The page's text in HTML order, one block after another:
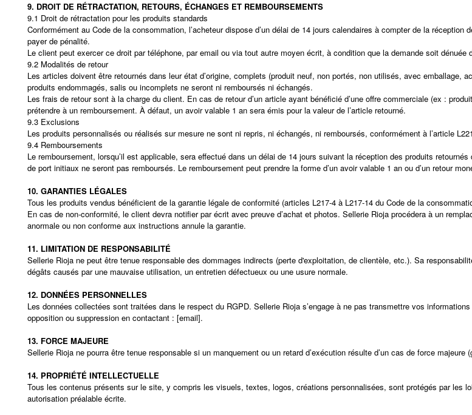
9. DROIT DE RÉTRACTATION, RETOURS, ÉCHANGES ET REMBOURSEMENTS
9.1 Droit de rétractation pour les produits standards
Conformément au Code de la consommation, l’acheteur dispose d’un délai de 14 jours calendaires à compter de la
payer de pénalité.
Le client peut exercer ce droit par téléphone, par email ou via tout autre moyen écrit, à condition que la demande soit
9.2 Modalités de retour
Les articles doivent être retournés dans leur état d’origine, complets (produit neuf, non portés, non utilisés, avec emballage,
produits endommagés, salis ou incomplets ne seront ni remboursés ni échangés.
Les frais de retour sont à la charge du client. En cas de retour d’un article ayant bénéficié d’une offre commerciale (ex :
prétendre à un remboursement. À défaut, un avoir valable 1 an sera émis pour la valeur de l’article retourné.
9.3 Exclusions
Les produits personnalisés ou réalisés sur mesure ne sont ni repris, ni échangés, ni remboursés, conformément à l’article
9.4 Remboursements
Le remboursement, lorsqu’il est applicable, sera effectué dans un délai de 14 jours suivant la réception des produits
de port initiaux ne seront pas remboursés. Le remboursement peut prendre la forme d’un avoir valable 1 an ou d’un retour
10. GARANTIES LÉGALES
Tous les produits vendus bénéficient de la garantie légale de conformité (articles L217-4 à L217-14 du Code de la
En cas de non-conformité, le client devra notifier par écrit avec preuve d’achat et photos. Sellerie Rioja procédera à un
anormale ou non conforme aux instructions annule la garantie.
11. LIMITATION DE RESPONSABILITÉ
Sellerie Rioja ne peut être tenue responsable des dommages indirects (perte d'exploitation, de clientèle, etc.). Sa
dégâts causés par une mauvaise utilisation, un entretien défectueux ou une usure normale.
12. DONNÉES PERSONNELLES
Les données collectées sont traitées dans le respect du RGPD. Sellerie Rioja s’engage à ne pas transmettre vos
opposition ou suppression en contactant : [email].
13. FORCE MAJEURE
Sellerie Rioja ne pourra être tenue responsable si un manquement ou un retard d’exécution résulte d’un cas de force
14. PROPRIÉTÉ INTELLECTUELLE
Tous les contenus présents sur le site, y compris les visuels, textes, logos, créations personnalisées, sont protégés par les
autorisation préalable écrite.